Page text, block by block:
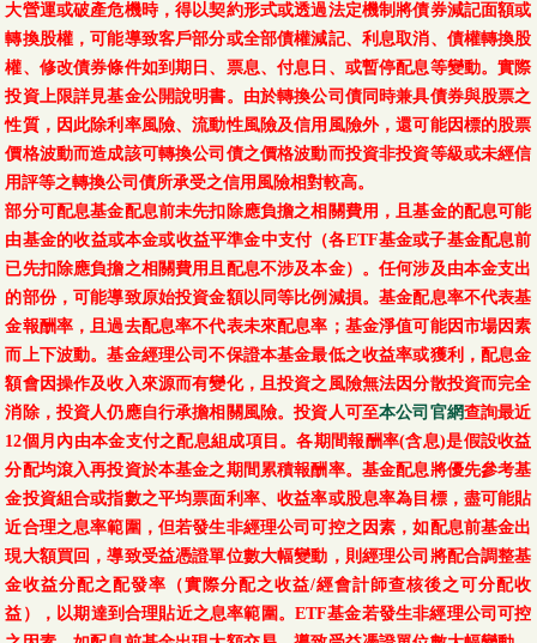
大營運或破產危機時，得以契約形式或透過法定機制將債券減記面額或
轉換股權，可能導致客戶部分或全部債權減記、利息取消、債權轉換股
權、修改債券條件如到期日、票息、付息日、或暫停配息等變動。實際
投資上限詳見基金公開說明書。由於轉換公司債同時兼具債券與股票之
性質，因此除利率風險、流動性風險及信用風險外，還可能因標的股票
價格波動而造成該可轉換公司債之價格波動而投資非投資等級或未經信
用評等之轉換公司債所承受之信用風險相對較高。
部分可配息基金配息前未先扣除應負擔之相關費用，且基金的配息可能
由基金的收益或本金或收益平準金中支付（各ETF基金或子基金配息前
已先扣除應負擔之相關費用且配息不涉及本金）。任何涉及由本金支出
的部份，可能導致原始投資金額以同等比例減損。基金配息率不代表基
金報酬率，且過去配息率不代表未來配息率；基金淨值可能因市場因素
而上下波動。基金經理公司不保證本基金最低之收益率或獲利，配息金
額會因操作及收入來源而有變化，且投資之風險無法因分散投資而完全
消除，投資人仍應自行承擔相關風險。投資人可至本公司官網查詢最近
12個月內由本金支付之配息組成項目。各期間報酬率(含息)是假設收益
分配均滾入再投資於本基金之期間累積報酬率。基金配息將優先參考基
金投資組合或指數之平均票面利率、收益率或股息率為目標，盡可能貼
近合理之息率範圍，但若發生非經理公司可控之因素，如配息前基金出
現大額買回，導致受益憑證單位數大幅變動，則經理公司將配合調整基
金收益分配之配發率（實際分配之收益/經會計師查核後之可分配收
益），以期達到合理貼近之息率範圍。ETF基金若發生非經理公司可控